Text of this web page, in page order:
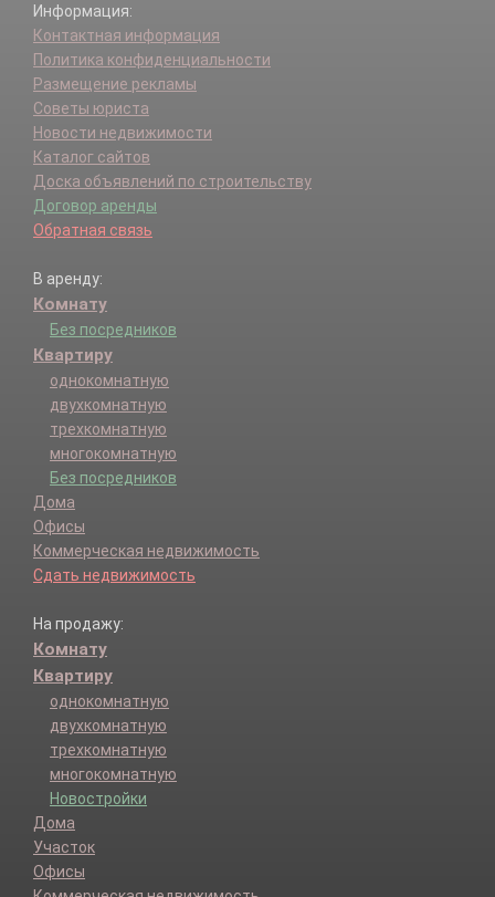
Информация:
Контактная информация
Политика конфиденциальности
Размещение рекламы
Советы юриста
Новости недвижимости
Каталог сайтов
Доска объявлений по строительству
Договор аренды
Обратная связь
В аренду:
Комнату
Без посредников
Квартиру
однокомнатную
двухкомнатную
трехкомнатную
многокомнатную
Без посредников
Дома
Офисы
Коммерческая недвижимость
Сдать недвижимость
На продажу:
Комнату
Квартиру
однокомнатную
двухкомнатную
трехкомнатную
многокомнатную
Новостройки
Дома
Участок
Офисы